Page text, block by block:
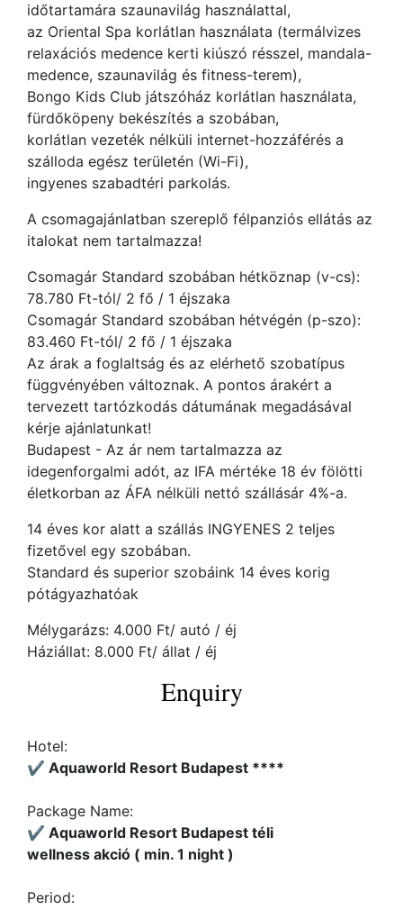
időtartamára szaunavilág használattal,
az Oriental Spa korlátlan használata (termálvizes
relaxációs medence kerti kiúszó résszel, mandala-
medence, szaunavilág és fitness-terem),
Bongo Kids Club játszóház korlátlan használata,
fürdőköpeny bekészítés a szobában,
korlátlan vezeték nélküli internet-hozzáférés a
szálloda egész területén (Wi-Fi),
ingyenes szabadtéri parkolás.
A csomagajánlatban szereplő félpanziós ellátás az
italokat nem tartalmazza!
Csomagár Standard szobában hétköznap (v-cs):
78.780 Ft-tól/ 2 fő / 1 éjszaka
Csomagár Standard szobában hétvégén (p-szo):
83.460 Ft-tól/ 2 fő / 1 éjszaka
Az árak a foglaltság és az elérhető szobatípus
függvényében változnak. A pontos árakért a
tervezett tartózkodás dátumának megadásával
kérje ajánlatunkat!
Budapest - Az ár nem tartalmazza az
idegenforgalmi adót, az IFA mértéke 18 év fölötti
életkorban az ÁFA nélküli nettó szállásár 4%-a.
14 éves kor alatt a szállás INGYENES 2 teljes
fizetővel egy szobában.
Standard és superior szobáink 14 éves korig
pótágyazhatóak
Mélygarázs: 4.000 Ft/ autó / éj
Háziállat: 8.000 Ft/ állat / éj
Enquiry
Hotel:
✔️ Aquaworld Resort Budapest ****
Package Name:
✔️ Aquaworld Resort Budapest téli
wellness akció ( min. 1 night )
Period: